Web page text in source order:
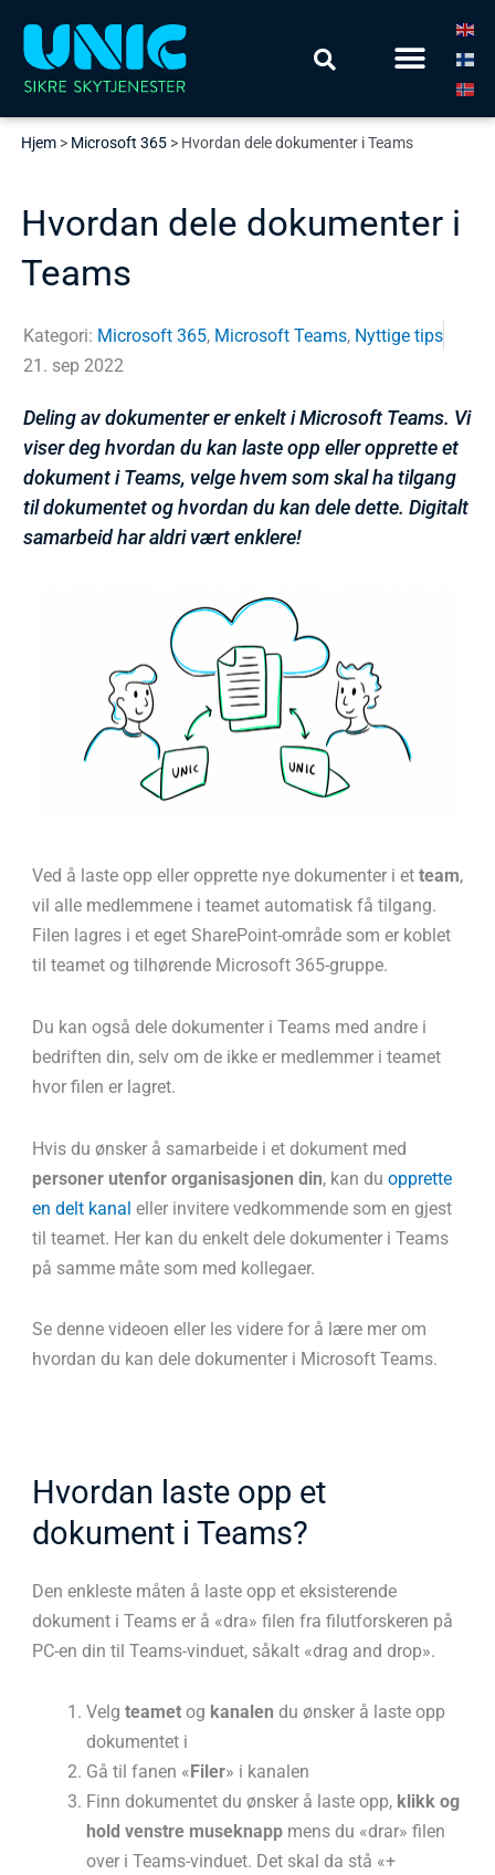
Meny
Hjem> Microsoft 365> Hvordan dele dokumenter i Teams
Hvordan dele dokumenter i
Teams
Kategori: Microsoft 365, Microsoft Teams, Nyttige tips
21. sep 2022
Deling av dokumenter er enkelt i Microsoft Teams. Vi
viser deg hvordan du kan laste opp eller opprette et
dokument i Teams, velge hvem som skal ha tilgang
til dokumentet og hvordan du kan dele dette. Digitalt
samarbeid har aldri vært enklere!
Ved å laste opp eller opprette nye dokumenter i et team,
vil alle medlemmene i teamet automatisk få tilgang.
Filen lagres i et eget SharePoint-område som er koblet
til teamet og tilhørende Microsoft 365-gruppe.
Du kan også dele dokumenter i Teams med andre i
bedriften din, selv om de ikke er medlemmer i teamet
hvor filen er lagret.
Hvis du ønsker å samarbeide i et dokument med
personer utenfor organisasjonen din, kan du opprette
en delt kanal eller invitere vedkommende som en gjest
til teamet. Her kan du enkelt dele dokumenter i Teams
på samme måte som med kollegaer.
Se denne videoen eller les videre for å lære mer om
hvordan du kan dele dokumenter i Microsoft Teams.
Hvordan laste opp et
dokument i Teams?
Den enkleste måten å laste opp et eksisterende
dokument i Teams er å «dra» filen fra filutforskeren på
PC-en din til Teams-vinduet, såkalt «drag and drop».
Velgteamet og kanalen du ønsker å laste opp
dokumentet i
Gå til fanen « Filer» i kanalen
Finn dokumentet du ønsker å laste opp, klikk og
hold venstre museknapp mens du «drar» filen
over i Teams-vinduet. Det skal da stå «+